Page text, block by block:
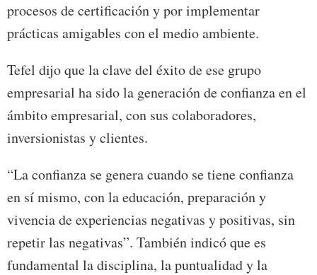
procesos de certificación y por implementar
prácticas amigables con el medio ambiente.
Tefel dijo que la clave del éxito de ese grupo
empresarial ha sido la generación de confianza en el
ámbito empresarial, con sus colaboradores,
inversionistas y clientes.
“La confianza se genera cuando se tiene confianza
en sí mismo, con la educación, preparación y
vivencia de experiencias negativas y positivas, sin
repetir las negativas”. También indicó que es
fundamental la disciplina, la puntualidad y la